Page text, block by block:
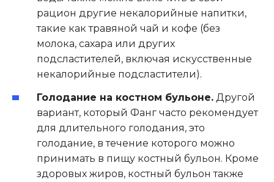
рацион другие некалорийные напитки,
такие как травяной чай и кофе (без
молока, сахара или других
подсластителей, включая искусственные
некалорийные подсластители).
Голодание на костном бульоне. Другой
вариант, который Фанг часто рекомендует
для длительного голодания, это
голодание, в течение которого можно
принимать в пищу костный бульон. Кроме
здоровых жиров, костный бульон также